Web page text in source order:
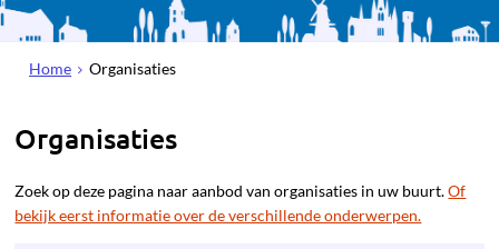
Home Organisaties
Organisaties
Zoek op deze pagina naar aanbod van organisaties in uw buurt.Of
bekijk eerst informatie over de verschillende onderwerpen.